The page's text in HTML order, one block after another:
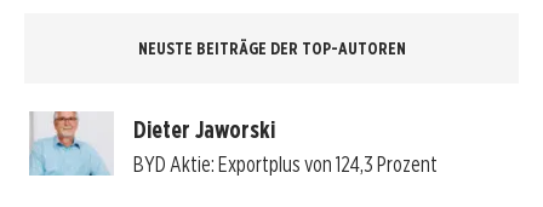
NEUSTE BEITRÄGE DER TOP-AUTOREN
Dieter Jaworski
BYD Aktie: Exportplus von 124,3 Prozent